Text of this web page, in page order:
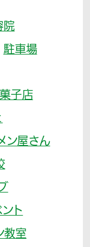
院
駐車場
子店
ン屋さん
ト
教室